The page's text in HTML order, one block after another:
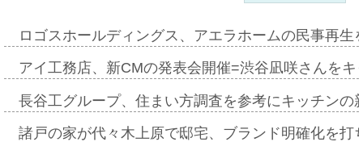
ロゴスホールディングス、アエラホームの民事再
アイ工務店、新CMの発表会開催=渋谷凪咲さんを
長谷工グループ、住まい方調査を参考にキッチン
諸戸の家が代々木上原で邸宅、ブランド明確化を